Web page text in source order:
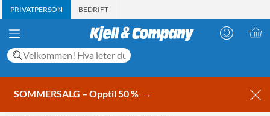
PRIVATPERSON BEDRIFT
SOMMERSALG – Opptil 50 % →